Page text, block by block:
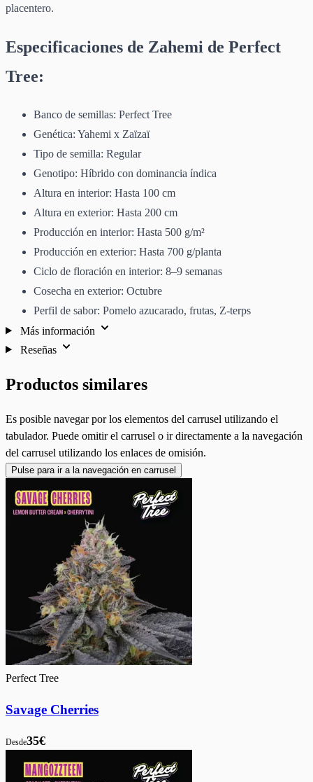
placentero.
Especificaciones de Zahemi de Perfect
Tree:
Banco de semillas: Perfect Tree
Genética: Yahemi x Zaïzaï
Tipo de semilla: Regular
Genotipo: Híbrido con dominancia índica
Altura en interior: Hasta 100 cm
Altura en exterior: Hasta 200 cm
Producción en interior: Hasta 500 g/m²
Producción en exterior: Hasta 700 g/planta
Ciclo de floración en interior: 8–9 semanas
Cosecha en exterior: Octubre
Perfil de sabor: Pomelo azucarado, frutas, Z-terps
Más información
Reseñas
Productos similares
Es posible navegar por los elementos del carrusel utilizando el
tabulador. Puede omitir el carrusel o ir directamente a la navegación
del carrusel utilizando los enlaces de omisión.
Pulse para ir a la navegación en carrusel
Perfect Tree
Savage Cherries
Desde35€